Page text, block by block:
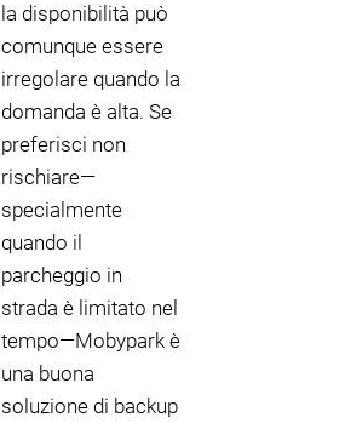
la disponibilità può
comunque essere
irregolare quando la
domanda è alta. Se
preferisci non
rischiare—
specialmente
quando il
parcheggio in
strada è limitato nel
tempo—Mobypark è
una buona
soluzione di backup